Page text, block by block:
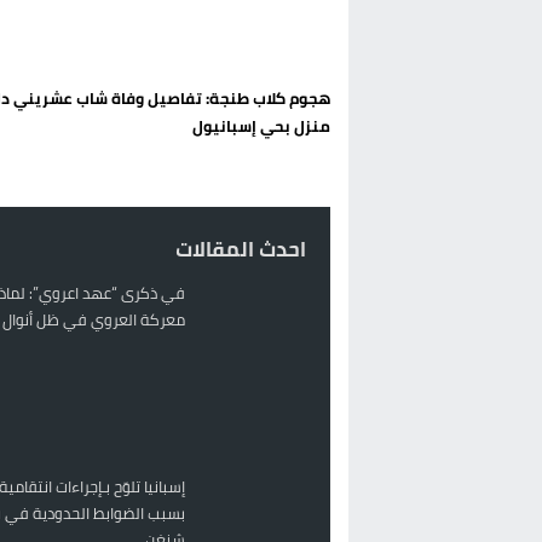
الحكومة الإسبانية تعلن عن ميزانية استثنائية بقيمة 25
هجوم كلاب طنجة: تفاصيل وفاة شاب عشريني
منزل بحي إسبانيول
احدث المقالات
في ذكرى “عهد اعروي”:
معركة العروي في ظل
إسبانيا تلوّح بـإجراءات
بسبب الضوابط الحدودية